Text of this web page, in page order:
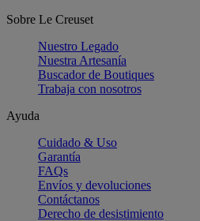
Sobre Le Creuset
Nuestro Legado
Nuestra Artesanía
Buscador de Boutiques
Trabaja con nosotros
Ayuda
Cuidado & Uso
Garantía
FAQs
Envíos y devoluciones
Contáctanos
Derecho de desistimiento